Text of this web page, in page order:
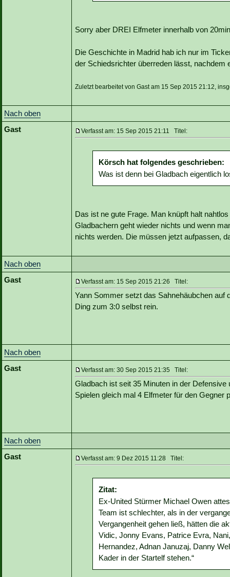
Sorry aber DREI Elfmeter innerhalb von
Die Geschichte in Madrid hab ich nur im
der Schiedsrichter überreden lässt, nachdem
Zuletzt bearbeitet von Gast am 15 Sep 2015 21:12,
Nach oben
Gast
Verfasst am: 15 Sep 2015 21:11 Titel:
Körsch hat folgendes geschrieben:
Was ist denn bei Gladbach eigentlich
Das ist ne gute Frage. Man knüpft halt
Gladbachern geht wieder nichts und wenn
nichts werden. Die müssen jetzt aufpassen,
Nach oben
Gast
Verfasst am: 15 Sep 2015 21:26 Titel:
Yann Sommer setzt das Sahnehäubchen auf
Ding zum 3:0 selbst rein.
Nach oben
Gast
Verfasst am: 30 Sep 2015 21:35 Titel:
Gladbach ist seit 35 Minuten in der
Spielen gleich mal 4 Elfmeter für den Gegner
Nach oben
Gast
Verfasst am: 9 Dez 2015 11:28 Titel:
Zitat:
Ex-United Stürmer Michael Owen
Team ist schlechter, als in der
Vergangenheit gehen ließ, hätten die
Vidic, Jonny Evans, Patrice Evra,
Hernandez, Adnan Januzaj, Danny
Kader in der Startelf stehen.“